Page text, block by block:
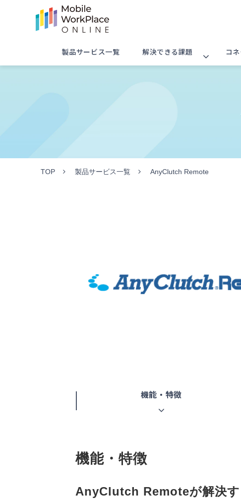
製品サービス一覧 解決できる課題 コ
TOP 製品サービス一覧 AnyClutch Remote
機能・特徴
機能・特徴
AnyClutch Remoteが解決す